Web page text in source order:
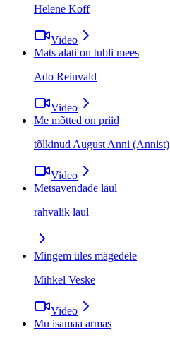
Helene Koff
Video
Mats alati on tubli mees
Ado Reinvald
Video
Me mõtted on priid
tõlkinud August Anni (Annist)
Video
Metsavendade laul
rahvalik laul
Mingem üles mägedele
Mihkel Veske
Video
Mu isamaa armas